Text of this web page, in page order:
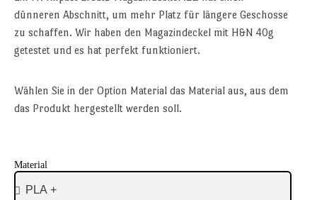
dünneren Abschnitt, um mehr Platz für längere Geschosse
zu schaffen. Wir haben den Magazindeckel mit H&N 40g
getestet und es hat perfekt funktioniert.
Wählen Sie in der Option Material das Material aus, aus dem
das Produkt hergestellt werden soll.
Material